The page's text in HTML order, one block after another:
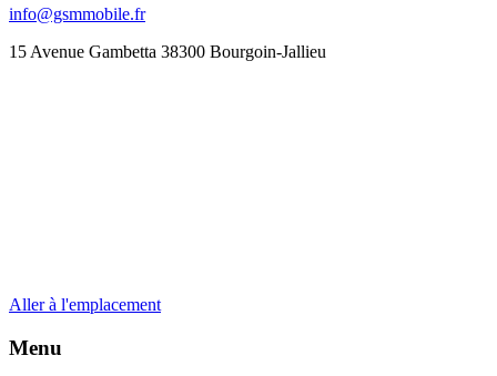
info@gsmmobile.fr
15 Avenue Gambetta 38300 Bourgoin-Jallieu
Aller à l'emplacement
Menu